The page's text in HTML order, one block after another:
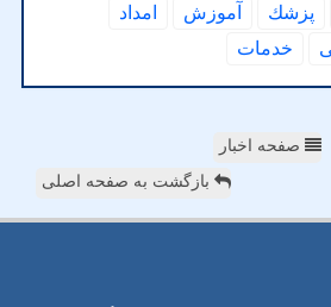
پزشك آموزش
امداد
خدمات
صفحه اخبار
بازگشت به صفحه اصلی